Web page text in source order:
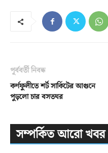
পূর্ববর্তী নিবন্ধ
কর্ণফুলীতে শর্ট সার্কিটের আগুনে
পুড়লো চার বসতঘর
সম্পর্কিত আরো খবর